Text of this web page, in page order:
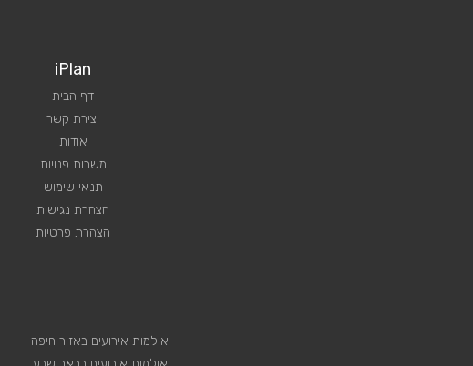
iPlan
דף הבית
יצירת קשר
אודות
משרות פנויות
תנאי שימוש
הצהרת נגישות
הצהרת פרטיות
אולמות אירועים באזור חיפה